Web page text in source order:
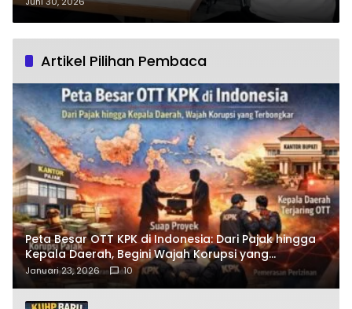
“Beliau Sangat Layak!”
Artikel Pilihan Pembaca
Peta Besar OTT KPK di Indonesia: Dari Pajak hingga
Kepala Daerah, Begini Wajah Korupsi yang
Terbongkar
Januari 23, 2026 10